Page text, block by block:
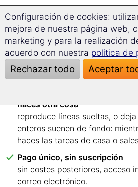
de A1 a C2 – sabes enseguida
empezar.
Lee donde quieras
en tu navegador, en el
móvil. Sin aplicación, sin
haces otra cosa
reproduce líneas sueltas, o
enteros suenen de fondo:
haces las tareas de casa o
Pago único, sin suscripción
sin costes posteriores, acceso
correo electrónico.
Configuración de cookies:
mejora de nuestra página web,
marketing y para la realización
acuerdo con nuestra política de
Rechazar todo Aceptar